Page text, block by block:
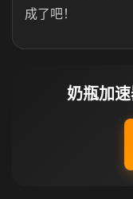
成了吧！
奶瓶加